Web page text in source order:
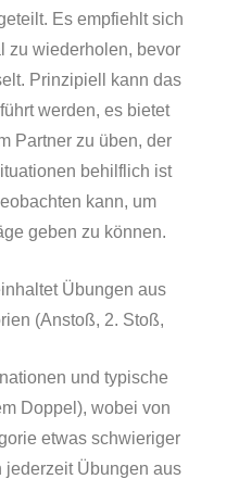
Es empfiehlt sich
zu wiederholen, bevor
Prinzipiell kann das
werden, es bietet
Partner zu üben, der
behilflich ist
kann, um
geben zu können.
Übungen aus
(Anstoß, 2. Stoß,
und typische
Doppel), wobei von
etwas schwieriger
jederzeit Übungen aus